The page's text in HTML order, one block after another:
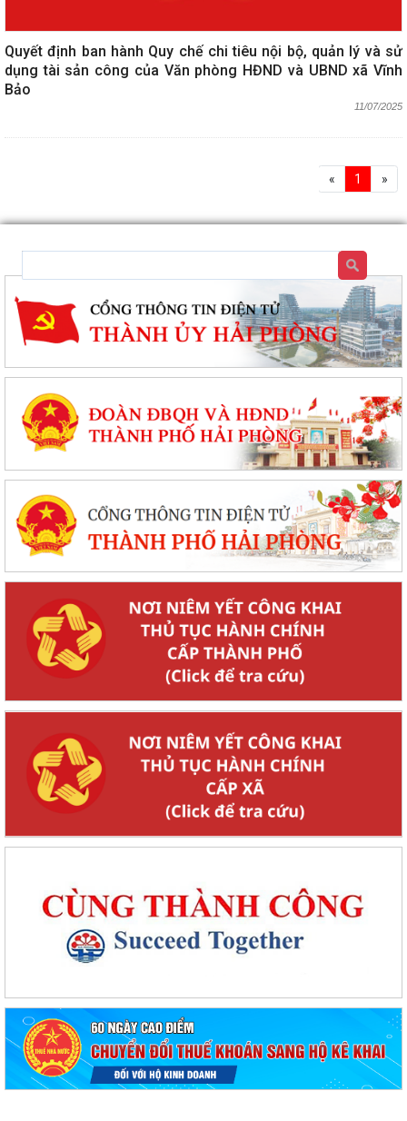
Quyết định ban hành Quy chế chi tiêu nội bộ, quản lý và sử
dụng tài sản công của Văn phòng HĐND và UBND xã Vĩnh
Bảo
11/07/2025
« 1 »